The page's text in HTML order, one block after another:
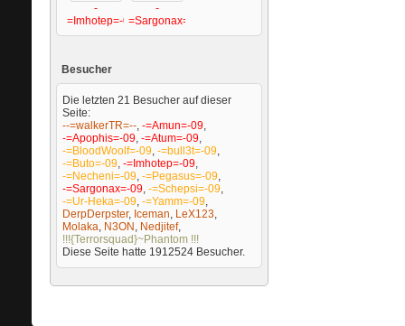
-
=Imhotep=-09
-
=Sargonax=-09
Besucher
Die letzten 21 Besucher auf dieser
Seite:
--=walkerTR=-- -=Amun=-09
-=Apophis=-09 -=Atum=-09
-=BloodWoolf=-09 -=bull3t=-09
-=Buto=-09 -=Imhotep=-09
-=Necheni=-09 -=Pegasus=-09
-=Sargonax=-09 -=Schepsi=-09
-=Ur-Heka=-09 -=Yamm=-09
DerpDerpster, Iceman LeX123
Molaka N3ON Nedjitef,
!!!{Terrorsquad}~Phantom !!!
Diese Seite hatte 1912524 Besucher.